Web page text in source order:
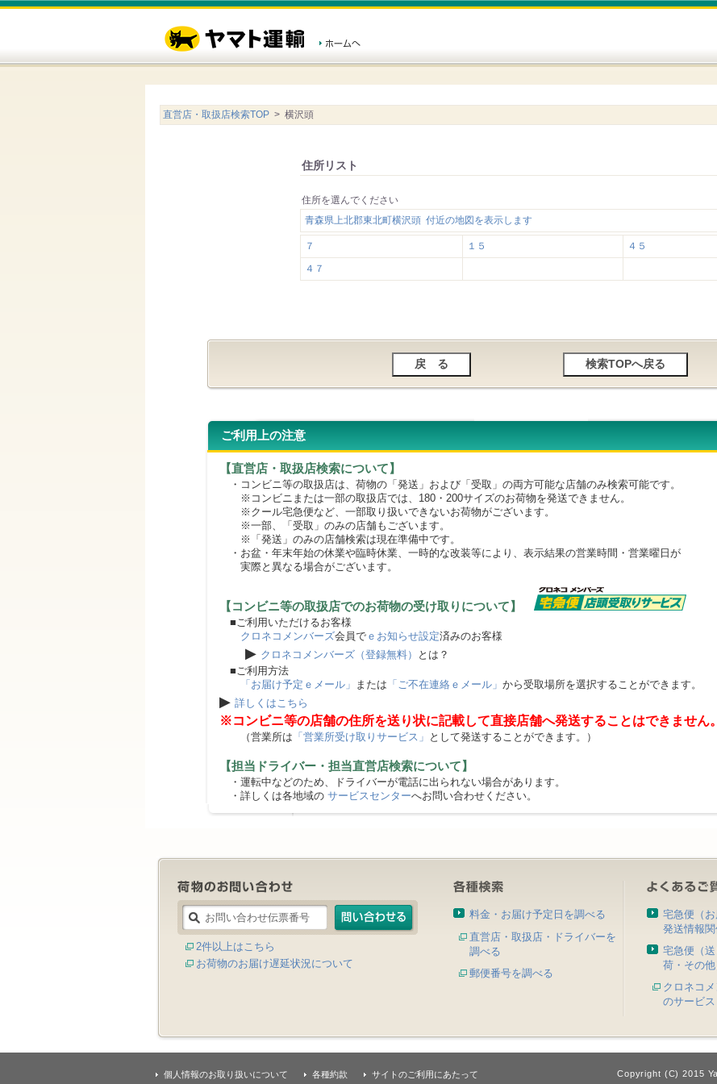
直営店・取扱店検索TOP > 横沢頭
住所リスト
住所を選んでください
青森県上北郡東北町横沢頭 付近の地図を表示します
７ １５
４５
４７
ご利用上の注意
【直営店・取扱店検索について】
・コンビニ等の取扱店は、荷物の「発送」および「受取」の両方可能な店舗のみ検索可能です。
※コンビニまたは一部の取扱店では、180・200サイズのお荷物を発送できません。
※クール宅急便など、一部取り扱いできないお荷物がございます。
※一部、「受取」のみの店舗もございます。
※「発送」のみの店舗検索は現在準備中です。
・お盆・年末年始の休業や臨時休業、一時的な改装等により、表示結果の営業時間・営業曜日が
実際と異なる場合がございます。
【コンビニ等の取扱店でのお荷物の受け取りについて】
■ご利用いただけるお客様
クロネコメンバーズ会員で ｅお知らせ設定済みのお客様
▶ クロネコメンバーズ（登録無料）
とは？
■ご利用方法
「お届け予定ｅメール」 または 「ご不在連絡ｅメール」 から受取場所を選択することができます。
▶ 詳しくはこちら
※コンビニ等の店舗の住所を送り状に記載して直接店舗へ発送することはできません。
（営業所は 「営業所受け取りサービス」 として発送することができます。）
【担当ドライバー・担当直営店検索について】
・運転中などのため、ドライバーが電話に出られない場合があります。
・詳しくは各地域の サービスセンターへお問い合わせください。
2件以上はこちら
お荷物のお届け遅延状況について
料金・お届け予定日を調べる
直営店・取扱店・ドライバーを
調べる
郵便番号を調べる
宅急便（お
発送情報関
宅急便（
荷・その他
クロネコ
のサービス
個人情報のお取り扱いについて 各種約款 サイトのご利用にあたって Copyright (C) 2015